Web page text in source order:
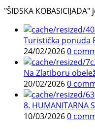
"ŠIDSKA
Turistička ponuda
24/02/20260
Na Zlatiboru
20/02/20260
8. HUMANITARNA
10/03/20260